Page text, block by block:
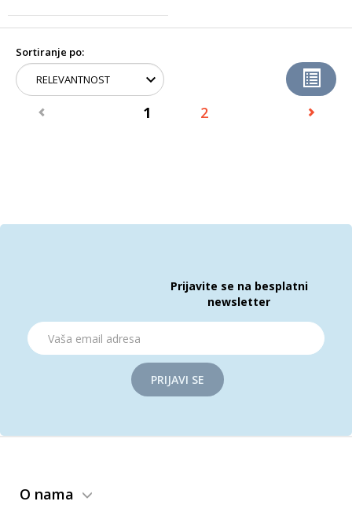
Sortiranje po:
1 2
Prijavite se na besplatni
newsletter
PRIJAVI SE
O nama